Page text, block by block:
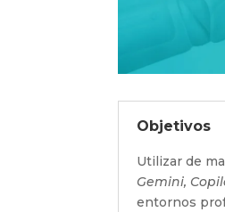
Objetivos
Utilizar de
Gemini,
entornos